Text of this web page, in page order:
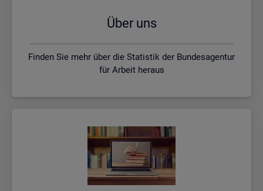
Über uns
Finden Sie mehr über die Statistik der Bundesagentur
für Arbeit heraus